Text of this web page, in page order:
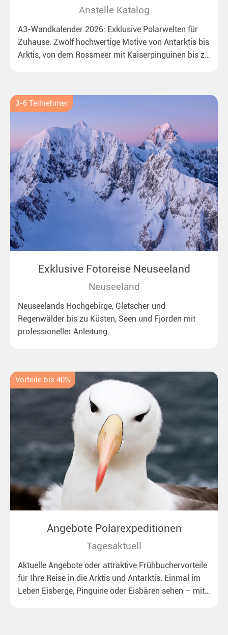
Anstelle Katalog
A3-Wandkalender 2026: Exklusive Polarwelten für
Zuhause. Zwölf hochwertige Motive von Antarktis bis
Arktis, von dem Rossmeer mit Kaiserpinguinen bis zu
3-6 Teilnehmer
Exklusive Fotoreise Neuseeland
Neuseeland
Neuseelands Hochgebirge, Gletscher und
Regenwälder bis zu Küsten, Seen und Fjorden mit
professioneller Anleitung.
Vorteile bis 40%
Angebote Polarexpeditionen
Tagesaktuell
Aktuelle Angebote oder attraktive Frühbuchervorteile
für Ihre Reise in die Arktis und Antarktis. Einmal im
Leben Eisberge, Pinguine oder Eisbären sehen – mit